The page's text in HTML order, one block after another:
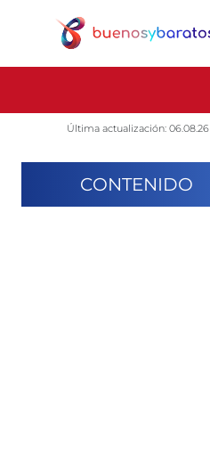
Última actualización: 06.08.26
CONTENIDO